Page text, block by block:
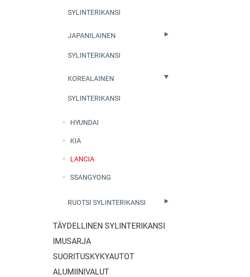
SYLINTERIKANSI
JAPANILAINEN
SYLINTERIKANSI
KOREALAINEN
SYLINTERIKANSI
HYUNDAI
KIA
LANCIA
SSANGYONG
RUOTSI SYLINTERIKANSI
TÄYDELLINEN SYLINTERIKANSI
IMUSARJA
SUORITUSKYKYAUTOT
ALUMIINIVALUT